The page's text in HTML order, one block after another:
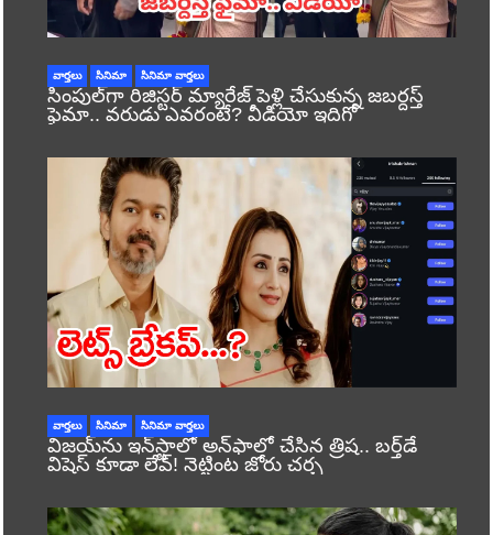
వార్తలు సినిమా సినిమా వార్తలు
సింపుల్‌గా రిజిస్టర్‌ మ్యారేజ్ పెళ్లి చేసుకున్న జబర్దస్త్
ఫైమా.. వరుడు ఎవరంటే? వీడియో ఇదిగో
వార్తలు సినిమా సినిమా వార్తలు
విజయ్‌ను ఇన్‌స్టాలో అన్‌ఫాలో చేసిన త్రిష.. బర్త్‌డే
విషెస్ కూడా లేవ్! నెట్టింట జోరు చర్చ